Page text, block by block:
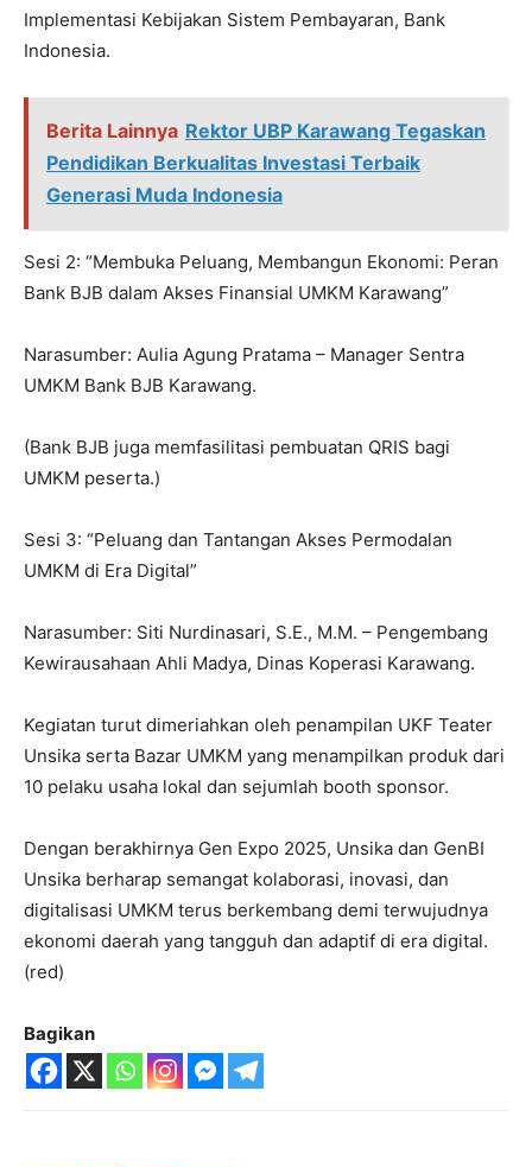
Implementasi Kebijakan Sistem Pembayaran, Bank
Indonesia.
Berita Lainnya Rektor UBP Karawang Tegaskan
Pendidikan Berkualitas Investasi Terbaik
Generasi Muda Indonesia
Sesi 2: “Membuka Peluang, Membangun Ekonomi: Peran
Bank BJB dalam Akses Finansial UMKM Karawang”
Narasumber: Aulia Agung Pratama – Manager Sentra
UMKM Bank BJB Karawang.
(Bank BJB juga memfasilitasi pembuatan QRIS bagi
UMKM peserta.)
Sesi 3: “Peluang dan Tantangan Akses Permodalan
UMKM di Era Digital”
Narasumber: Siti Nurdinasari, S.E., M.M. – Pengembang
Kewirausahaan Ahli Madya, Dinas Koperasi Karawang.
Kegiatan turut dimeriahkan oleh penampilan UKF Teater
Unsika serta Bazar UMKM yang menampilkan produk dari
10 pelaku usaha lokal dan sejumlah booth sponsor.
Dengan berakhirnya Gen Expo 2025, Unsika dan GenBI
Unsika berharap semangat kolaborasi, inovasi, dan
digitalisasi UMKM terus berkembang demi terwujudnya
ekonomi daerah yang tangguh dan adaptif di era digital.
(red)
Bagikan